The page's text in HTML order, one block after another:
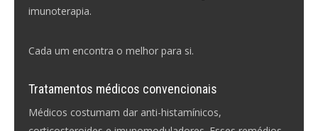
imunoterapia.
Cada um encontra o melhor para si.
Tratamentos médicos convencionais
Médicos costumam dar anti-histamínicos,